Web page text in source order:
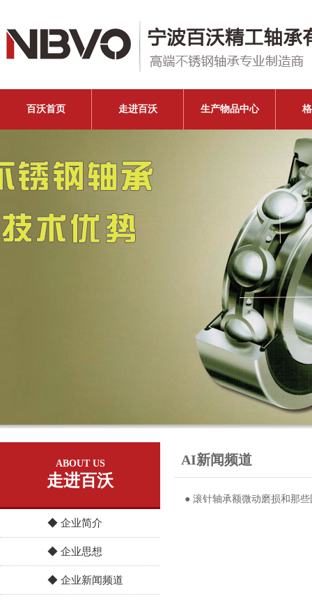
百沃首页 走进百沃 生产物品中心
ABOUT US
走进百沃
◆ 企业简介
◆ 企业思想
◆ 企业新闻频道
AI新闻频道
● 滚针轴承额微动磨损和那